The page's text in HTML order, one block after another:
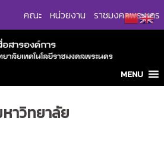
คณะ หน่วยงาน ราชมงคลพระนคร
MENU
าวิทยาลัย